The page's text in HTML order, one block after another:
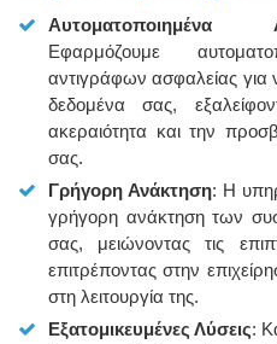
Αυτοματοποιημένα
Εφαρμόζουμε
αντιγράφων ασφαλείας
δεδομένα σας,
ακεραιότητα και την
σας.
Γρήγορη Ανάκτηση: Η
γρήγορη ανάκτηση των
σας, μειώνοντας τις
επιτρέποντας στην
στη λειτουργία της.
Εξατομικευμένες Λύσεις: